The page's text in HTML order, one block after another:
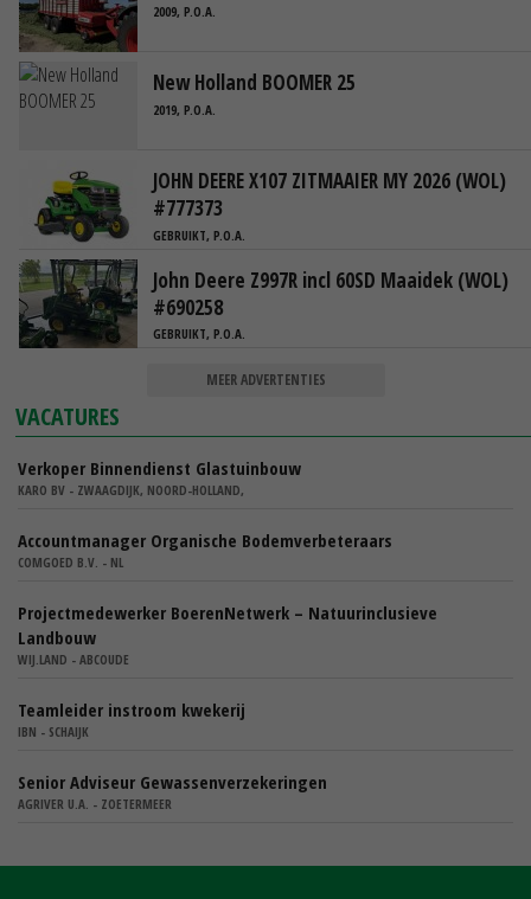
2009, P.O.A.
New Holland BOOMER 25
2019, P.O.A.
JOHN DEERE X107 ZITMAAIER MY 2026 (WOL)
#777373
GEBRUIKT, P.O.A.
John Deere Z997R incl 60SD Maaidek (WOL)
#690258
GEBRUIKT, P.O.A.
MEER ADVERTENTIES
VACATURES
Verkoper Binnendienst Glastuinbouw
KARO BV - ZWAAGDIJK, NOORD-HOLLAND,
Accountmanager Organische Bodemverbeteraars
COMGOED B.V. - NL
Projectmedewerker BoerenNetwerk – Natuurinclusieve
Landbouw
WIJ.LAND - ABCOUDE
Teamleider instroom kwekerij
IBN - SCHAIJK
Senior Adviseur Gewassenverzekeringen
AGRIVER U.A. - ZOETERMEER